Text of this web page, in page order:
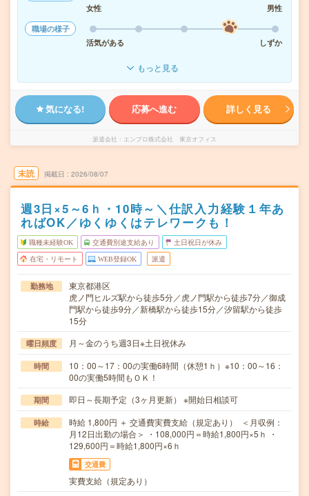
女性
男性
職場の様子
活気がある
しずか
もっと見る
気になる! 応募へ進む 詳しく見る
派遣会社 エンプロ株式会社 東京オフィス
未読 掲載日 2026/08/07
週3日×5～6ｈ・10時～＼仕訳入力経験１年あ
ればOK／ゆくゆくはテレワークも！
職種未経験OK 交通費別途支給あり 土日祝日が休み
在宅・リモート WEB登録OK 派遣
勤務地
東京都港区
虎ノ門ヒルズ駅から徒歩5分／虎ノ門駅から徒歩7分／御成
門駅から徒歩9分／新橋駅から徒歩15分／汐留駅から徒歩
15分
曜日頻度 月～金のうち週3日※土日祝休み
時間
10：00～17：00の実働6時間（休憩1ｈ）※10：00～16：
00の実働5時間もＯＫ！
期間 即日～長期予定（3ヶ月更新） ※開始日相談可
時給
時給 1,800円 ＋ 交通費実費支給（規定あり） ＜月収例：
月12日出勤の場合＞ ・108,000円＝時給1,800円×5ｈ ・
129,600円＝時給1,800円×6ｈ
交通費
実費支給（規定あり）